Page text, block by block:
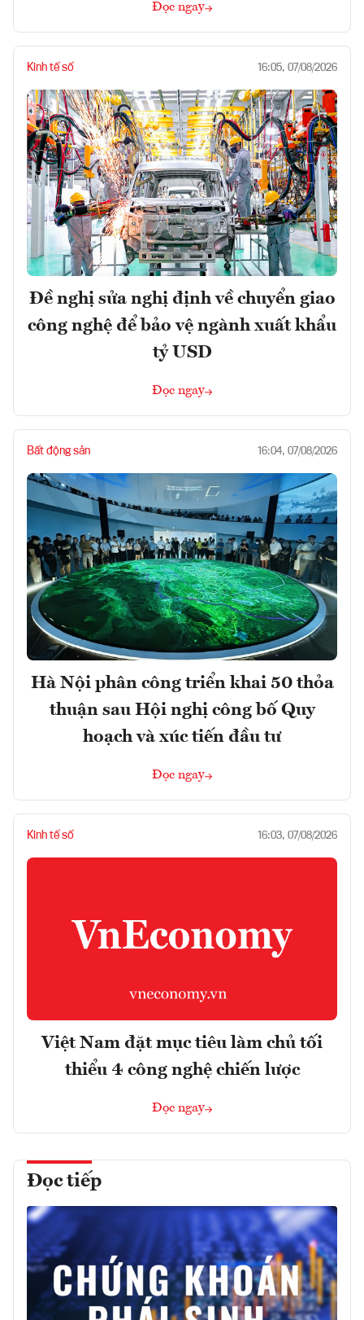
Đọc ngay
Kinh tế số 16:05, 07/08/2026
Đề nghị sửa nghị định về chuyển giao
công nghệ để bảo vệ ngành xuất khẩu
tỷ USD
Đọc ngay
Bất động sản 16:04, 07/08/2026
Hà Nội phân công triển khai 50 thỏa
thuận sau Hội nghị công bố Quy
hoạch và xúc tiến đầu tư
Đọc ngay
Kinh tế số 16:03, 07/08/2026
Việt Nam đặt mục tiêu làm chủ tối
thiểu 4 công nghệ chiến lược
Đọc ngay
Đọc tiếp